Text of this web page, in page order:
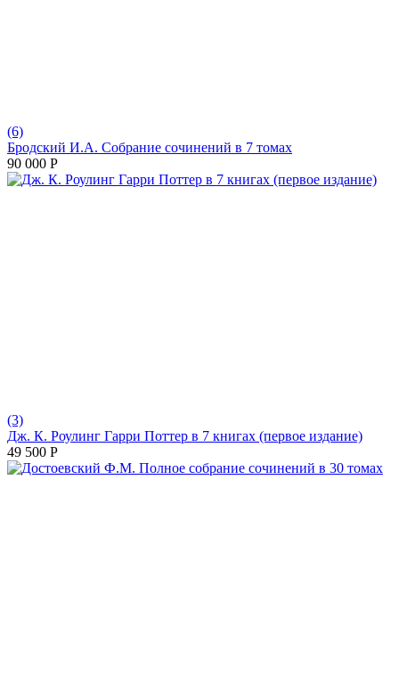
(6)
Бродский И.А. Собрание сочинений в 7 томах
90 000 Р
(3)
Дж. К. Роулинг Гарри Поттер в 7 книгах (первое издание)
49 500 Р